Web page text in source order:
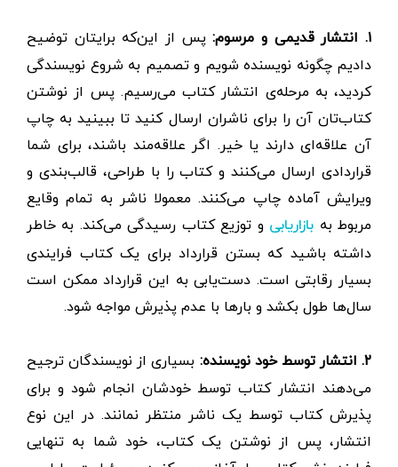
۱. انتشار قدیمی و مرسوم:
پس از این‌که برایتان توضیح
دادیم چگونه نویسنده شویم و تصمیم به شروع نویسندگی
کردید، به مرحله‌ی انتشار کتاب می‌رسیم. پس از نوشتن
کتاب‌تان آن را برای ناشران ارسال کنید تا ببینید به چاپ
آن علاقه‌ای دارند یا خیر. اگر علاقه‌مند باشند، برای شما
قراردادی ارسال می‌کنند و کتاب را با طراحی، قالب‌بندی و
ویرایش آماده چاپ می‌کنند. معمولا ناشر به تمام وقایع
مربوط به بازاریابی و توزیع کتاب رسیدگی می‌کند. به خاطر
داشته باشید که بستن قرارداد برای یک کتاب فرایندی
بسیار رقابتی است. دست‌یابی به این قرارداد ممکن است
سال‌ها طول بکشد و بارها با عدم پذیرش مواجه شود.
۲. انتشار توسط خود نویسنده:
بسیاری از نویسندگان ترجیح
می‌دهند انتشار کتاب توسط خودشان انجام شود و برای
پذیرش کتاب توسط یک ناشر منتظر نمانند. در این نوع
انتشار، پس از نوشتن یک کتاب، خود شما به تنهایی